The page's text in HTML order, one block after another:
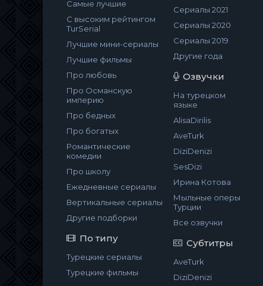
Самые лучшие
С высоким рейтингом
TurSerial
Лучшие мини-сериалы
Лучшие фильмы
Про любовь
Про Османскую
империю
Про бедных
Про богатых
Романтические
комедии
Про школу
Ежедневные сериалы
Вертикальные сериалы
Другие подборки
По типу
Турецкие сериалы
Турецкие фильмы
Сериалы 2021
Сериалы 2020
Сериалы 2019
Другие года
Озвучки
На турецком
языке
AlisaDirilis
AveTurk
DiziDenizi
SesDizi
Ирина Котова
Мыльные оперы
Турции
Все озвучки
Субтитры
AveTurk
DiziDenizi